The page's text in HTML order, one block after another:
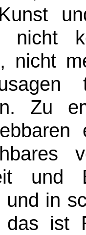
nicht
nicht
Zu
und
und in
das ist